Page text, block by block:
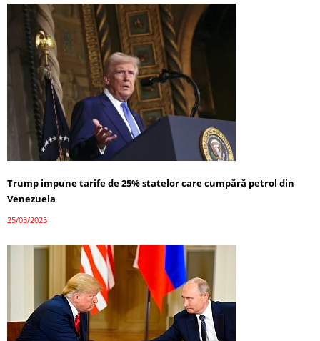
Trump impune tarife de 25% statelor care cumpără petrol din
Venezuela
25/03/2025